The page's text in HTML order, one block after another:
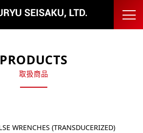
PRODUCTS
取扱商品
WRENCHES (TRANSDUCERIZED)